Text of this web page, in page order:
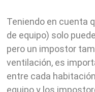
Teniendo en cuenta
de equipo) solo
pero un impostor
ventilación, es
entre cada
equipo y los